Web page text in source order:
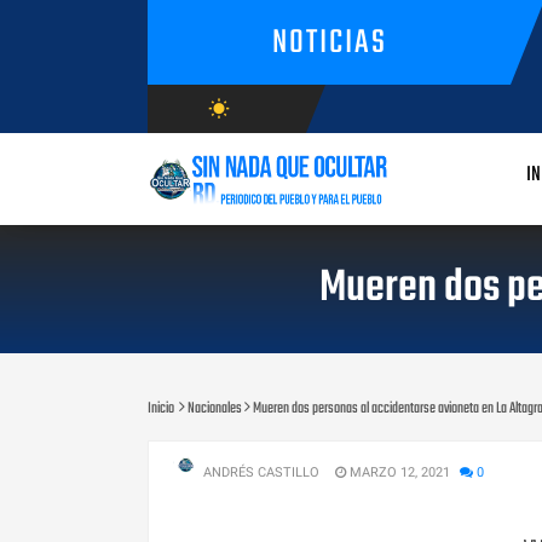
NOTICIAS
wb_sunny
AGOSTO/7/2026
Mueren dos
Inicio Nacionales Mueren dos personas al accidentarse avioneta en La
ANDRÉS CASTILLO MARZO 12, 2021 0